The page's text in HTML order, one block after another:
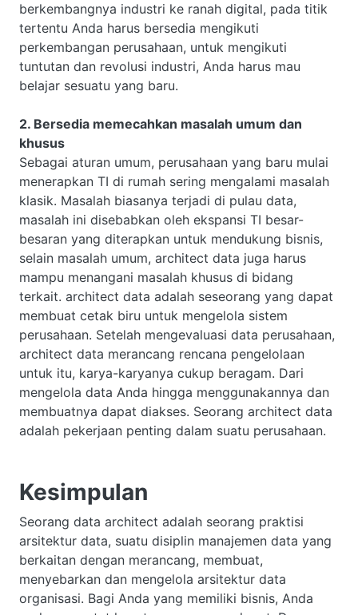
berkembangnya industri ke ranah digital, pada titik
tertentu Anda harus bersedia mengikuti
perkembangan perusahaan, untuk mengikuti
tuntutan dan revolusi industri, Anda harus mau
belajar sesuatu yang baru.
2. Bersedia memecahkan masalah umum dan
khusus
Sebagai aturan umum, perusahaan yang baru mulai
menerapkan TI di rumah sering mengalami masalah
klasik. Masalah biasanya terjadi di pulau data,
masalah ini disebabkan oleh ekspansi TI besar-
besaran yang diterapkan untuk mendukung bisnis,
selain masalah umum, architect data juga harus
mampu menangani masalah khusus di bidang
terkait. architect data adalah seseorang yang dapat
membuat cetak biru untuk mengelola sistem
perusahaan. Setelah mengevaluasi data perusahaan,
architect data merancang rencana pengelolaan
untuk itu, karya-karyanya cukup beragam. Dari
mengelola data Anda hingga menggunakannya dan
membuatnya dapat diakses. Seorang architect data
adalah pekerjaan penting dalam suatu perusahaan.
Kesimpulan
Seorang data architect adalah seorang praktisi
arsitektur data, suatu disiplin manajemen data yang
berkaitan dengan merancang, membuat,
menyebarkan dan mengelola arsitektur data
organisasi. Bagi Anda yang memiliki bisnis, Anda